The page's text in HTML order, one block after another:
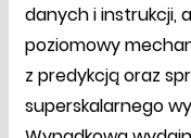
danych i instrukcji,
poziomowy
z predykcją oraz
superskalarnego